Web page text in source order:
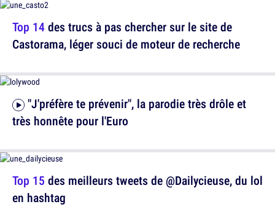
très honnête pour l'Euro
Top 14des trucs à pas chercher sur le site de
Castorama, léger souci de moteur de recherche
Top 15 des meilleurs tweets de @Dailycieuse, du lol
en hashtag